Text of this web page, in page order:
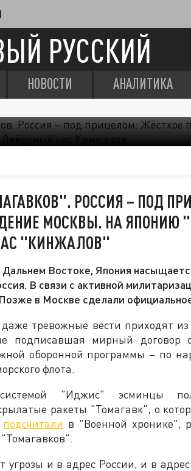
РУССКИЙ
НОВОСТИ АНАЛИТИКА
РОССИЯ – ПОД
МОСКВЫ. НА ЯПОНИЮ
"КИНЖАЛОВ"
Дальнем Востоке, Япония
В связи с активной
в Москве сделали
тревожные вести приходят из
подписавшая мирный договор
оборонной программы – по
флота.
"Иджис" эсминцы
ракеты "Томагавк", о
подсчитали в "Военной хронике",
угрозы и в адрес России, и в